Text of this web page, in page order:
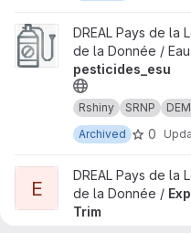
View pesticides_esu project
DREAL Pays de la
de la Donnée /
pesticides_esu
Rshiny SRNP
Archived
0
View Exploration Lettre
E
DREAL Pays de la
de la Donnée /
Trim